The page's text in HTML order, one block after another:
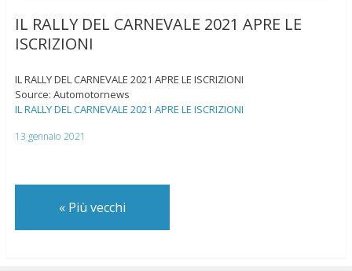
IL RALLY DEL CARNEVALE 2021 APRE LE
ISCRIZIONI
IL RALLY DEL CARNEVALE 2021 APRE LE ISCRIZIONI
Source: Automotornews
IL RALLY DEL CARNEVALE 2021 APRE LE ISCRIZIONI
13 gennaio 2021
«Più vecchi